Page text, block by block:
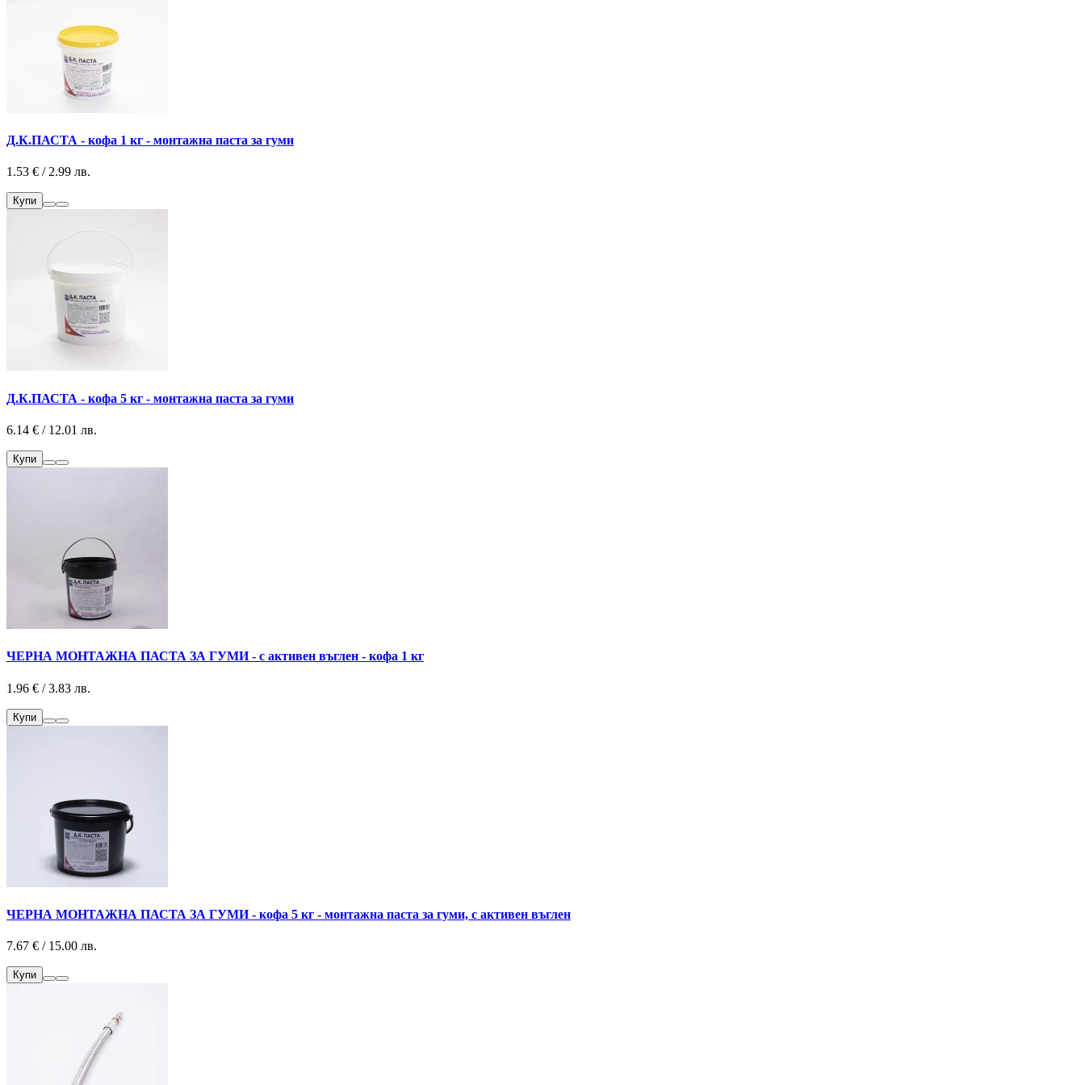
Д.К.ПАСТА - кофа 1 кг - монтажна паста за гуми
1.53 € / 2.99 лв.
Купи
Д.К.ПАСТА - кофа 5 кг - монтажна паста за гуми
6.14 € / 12.01 лв.
Купи
ЧЕРНА МОНТАЖНА ПАСТА ЗА ГУМИ - с активен въглен - кофа 1 кг
1.96 € / 3.83 лв.
Купи
ЧЕРНА МОНТАЖНА ПАСТА ЗА ГУМИ - кофа 5 кг - монтажна паста за гуми, с активен въглен
7.67 € / 15.00 лв.
Купи